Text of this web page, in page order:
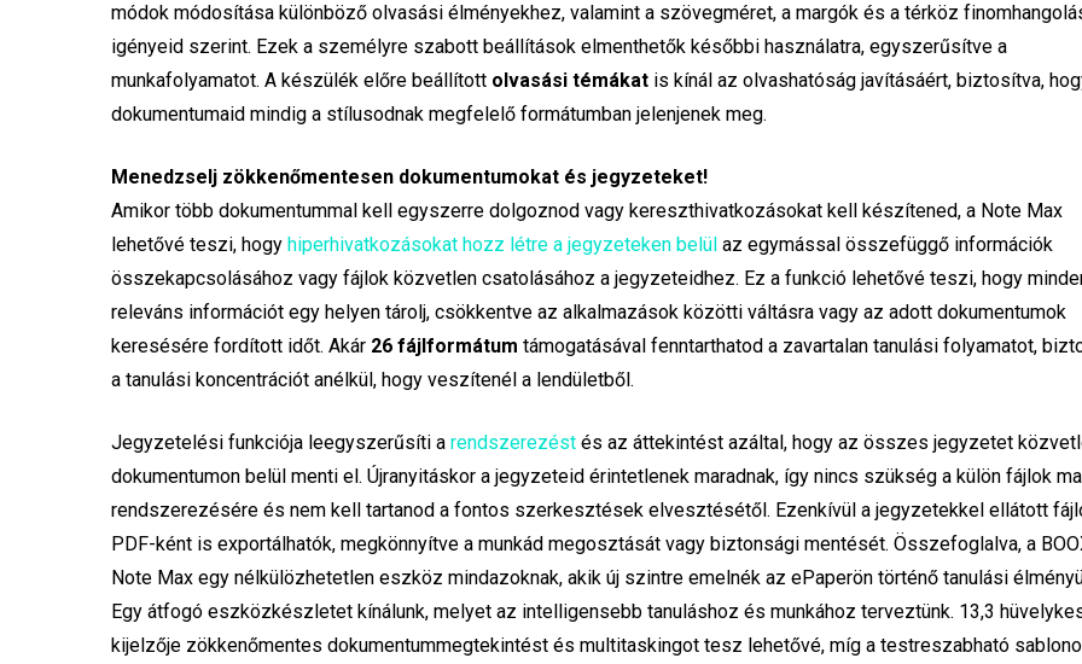
módok módosítása különböző olvasási élményekhez, valamint a szövegméret, a margók és a térköz
igényeid szerint. Ezek a személyre szabott beállítások elmenthetők későbbi használatra, egyszerűsítve a
munkafolyamatot. A készülék előre beállított olvasási témákat is kínál az olvashatóság javításáért, biztosítva,
dokumentumaid mindig a stílusodnak megfelelő formátumban jelenjenek meg.
Menedzselj zökkenőmentesen dokumentumokat és jegyzeteket!
Amikor több dokumentummal kell egyszerre dolgoznod vagy kereszthivatkozásokat kell készítened, a Note Max
lehetővé teszi, hogyhiperhivatkozásokat hozz létre a jegyzeteken belül az egymással összefüggő információk
összekapcsolásához vagy fájlok közvetlen csatolásához a jegyzeteidhez. Ez a funkció lehetővé teszi, hogy
releváns információt egy helyen tárolj, csökkentve az alkalmazások közötti váltásra vagy az adott dokumentumok
keresésére fordított időt. Akár 26 fájlformátum támogatásával fenntarthatod a zavartalan tanulási folyamatot,
a tanulási koncentrációt anélkül, hogy veszítenél a lendületből.
Jegyzetelési funkciója leegyszerűsíti arendszerezést és az áttekintést azáltal, hogy az összes jegyzetet
dokumentumon belül menti el. Újranyitáskor a jegyzeteid érintetlenek maradnak, így nincs szükség a külön fájlok
rendszerezésére és nem kell tartanod a fontos szerkesztések elvesztésétől. Ezenkívül a jegyzetekkel ellátott
PDF-ként is exportálhatók, megkönnyítve a munkád megosztását vagy biztonsági mentését. Összefoglalva, a
Note Max egy nélkülözhetetlen eszköz mindazoknak, akik új szintre emelnék az ePaperön történő tanulási
Egy átfogó eszközkészletet kínálunk, melyet az intelligensebb tanuláshoz és munkához terveztünk. 13,3
kijelzője zökkenőmentes dokumentummegtekintést és multitaskingot tesz lehetővé, míg a testreszabható